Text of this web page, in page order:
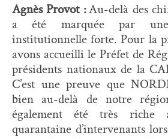
Agnès Provot :Au-delà des
a été marquée par une
institutionnelle forte. Pour la
avons accueilli le Préfet de
présidents nationaux de la
C’est une preuve que
bien au-delà de notre
également été très riche
quarantaine d’intervenants